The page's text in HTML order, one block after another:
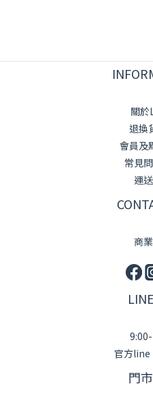
關於
退換
會員及
常見
運
商
官方line
門